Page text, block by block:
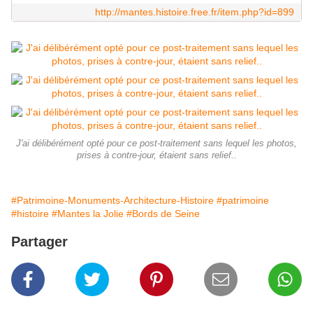
http://mantes.histoire.free.fr/item.php?id=899
J'ai délibérément opté pour ce post-traitement sans lequel les photos,
prises à contre-jour, étaient sans relief..
#Patrimoine-Monuments-Architecture-Histoire #patrimoine
#histoire #Mantes la Jolie #Bords de Seine
Partager